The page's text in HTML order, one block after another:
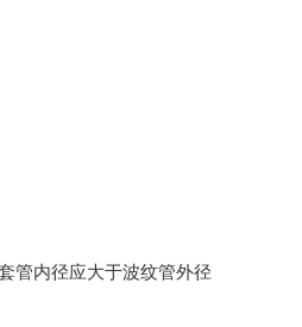
管内径应大于波纹管外径